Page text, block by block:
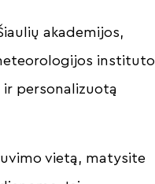
akademijos,
instituto
personalizuotą
vietą, matysite